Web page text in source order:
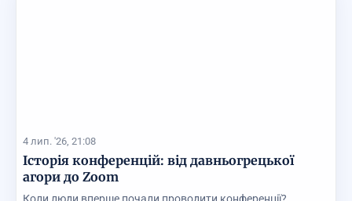
4 лип. '26, 21:08
Історія конференцій: від давньогрецької
агори до Zoom